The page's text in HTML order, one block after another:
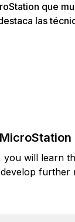
MicroStation
will learn